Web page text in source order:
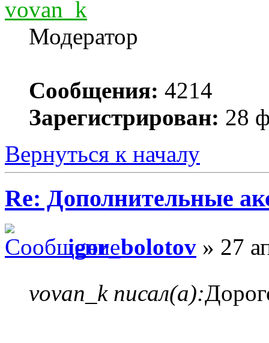
vovan_k
Модератор
Сообщения: 4214
Зарегистрирован: 28
Вернуться к началу
Re: Дополнительные
igor_bolotov » 27
vovan_k писал(а):